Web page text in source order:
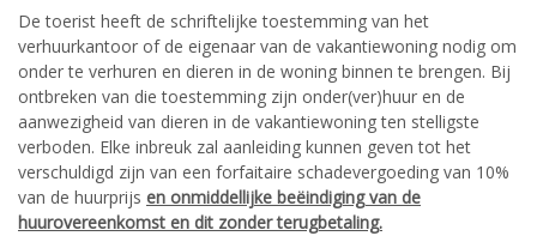
De toerist heeft de schriftelijke toestemming van het
verhuurkantoor of de eigenaar van de vakantiewoning nodig om
onder te verhuren en dieren in de woning binnen te brengen. Bij
ontbreken van die toestemming zijn onder(ver)huur en de
aanwezigheid van dieren in de vakantiewoning ten stelligste
verboden. Elke inbreuk zal aanleiding kunnen geven tot het
verschuldigd zijn van een forfaitaire schadevergoeding van 10%
van de huurprijs en onmiddellijke beëindiging van de
huurovereenkomst en dit zonder terugbetaling.